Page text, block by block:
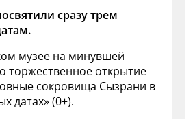
сразу трем
музее на минувшей
торжественное открытие
сокровища Сызрани в
датах» (0+).